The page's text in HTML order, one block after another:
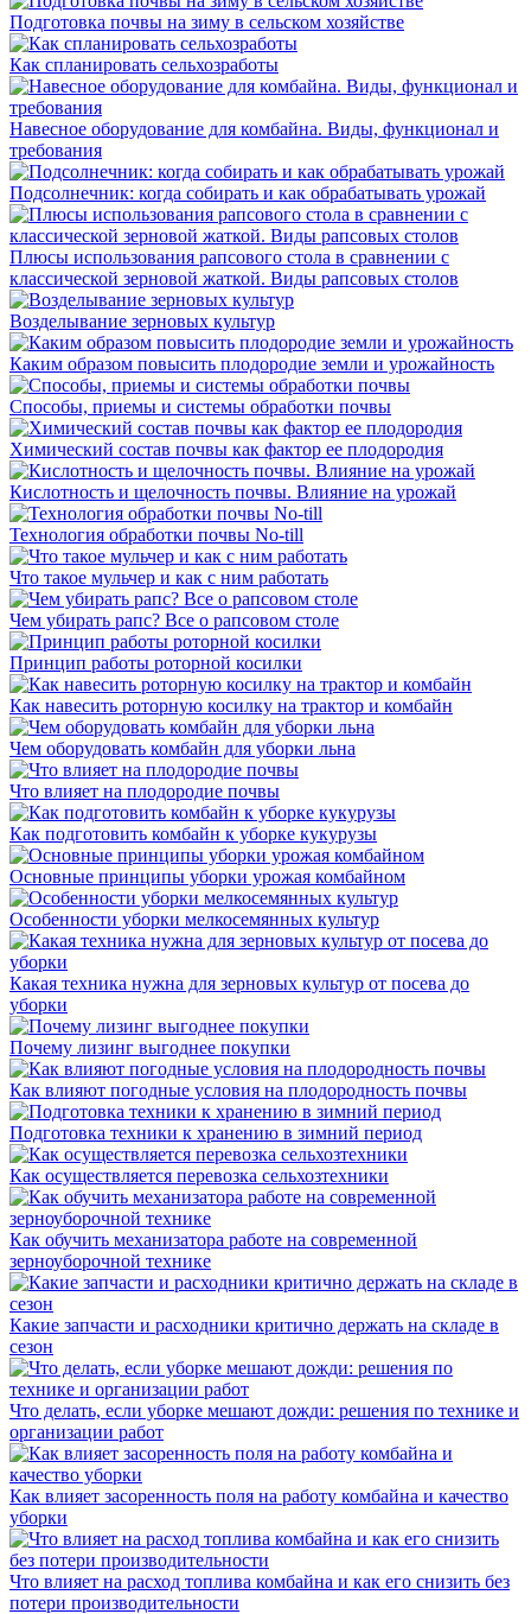
Подготовка почвы на зиму в сельском хозяйстве
Как спланировать сельхозработы
Навесное оборудование для комбайна. Виды, функционал и
требования
Подсолнечник: когда собирать и как обрабатывать урожай
Плюсы использования рапсового стола в сравнении с
классической зерновой жаткой. Виды рапсовых столов
Возделывание зерновых культур
Каким образом повысить плодородие земли и урожайность
Способы, приемы и системы обработки почвы
Химический состав почвы как фактор ее плодородия
Кислотность и щелочность почвы. Влияние на урожай
Технология обработки почвы No-till
Что такое мульчер и как с ним работать
Чем убирать рапс? Все о рапсовом столе
Принцип работы роторной косилки
Как навесить роторную косилку на трактор и комбайн
Чем оборудовать комбайн для уборки льна
Что влияет на плодородие почвы
Как подготовить комбайн к уборке кукурузы
Основные принципы уборки урожая комбайном
Особенности уборки мелкосемянных культур
Какая техника нужна для зерновых культур от посева до
уборки
Почему лизинг выгоднее покупки
Как влияют погодные условия на плодородность почвы
Подготовка техники к хранению в зимний период
Как осуществляется перевозка сельхозтехники
Как обучить механизатора работе на современной
зерноуборочной технике
Какие запчасти и расходники критично держать на складе в
сезон
Что делать, если уборке мешают дожди: решения по технике и
организации работ
Как влияет засоренность поля на работу комбайна и качество
уборки
Что влияет на расход топлива комбайна и как его снизить без
потери производительности